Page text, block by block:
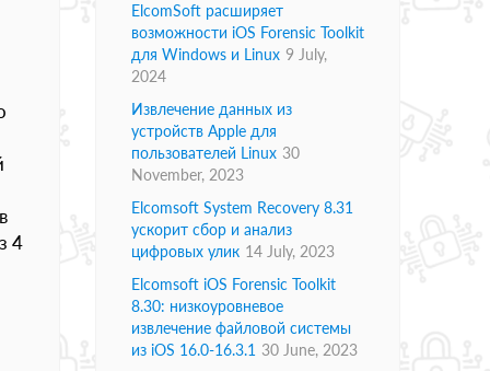
4
ElcomSoft расширяет
возможности iOS Forensic Toolkit
для Windows и Linux 9 July,
2024
Извлечение данных из
устройств Apple для
пользователей Linux 30
November, 2023
Elcomsoft System Recovery 8.31
ускорит сбор и анализ
цифровых улик 14 July, 2023
Elcomsoft iOS Forensic Toolkit
8.30: низкоуровневое
извлечение файловой системы
из iOS 16.0-16.3.1 30 June, 2023